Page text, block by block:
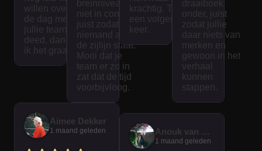
willen over wat
de dag met
jullie team
deed, dan lees
ik het graag.
goed
uitgedac
ht en
interacti
ef. De
tijd vliegt
bezig
breinniveau en
niet in conditie,
juist zodat
niemand aan
de zijlijn staat.
Mooi dat je
team er zo in
zat dat de tijd
voorbijvloog.
krachtig. Tot
een volgende
keer.
draaiboek
onder, juist
zodat jullie
daar niets van
merken en
gewoon in het
verhaal
kunnen
stappen.
Aimee Dekker
1 maand geleden Anouk van der Graaf
1 maand geleden